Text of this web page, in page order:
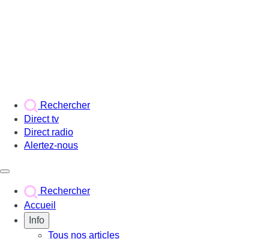
Rechercher
Direct tv
Direct radio
Alertez-nous
Rechercher
Accueil
Info
Tous nos articles